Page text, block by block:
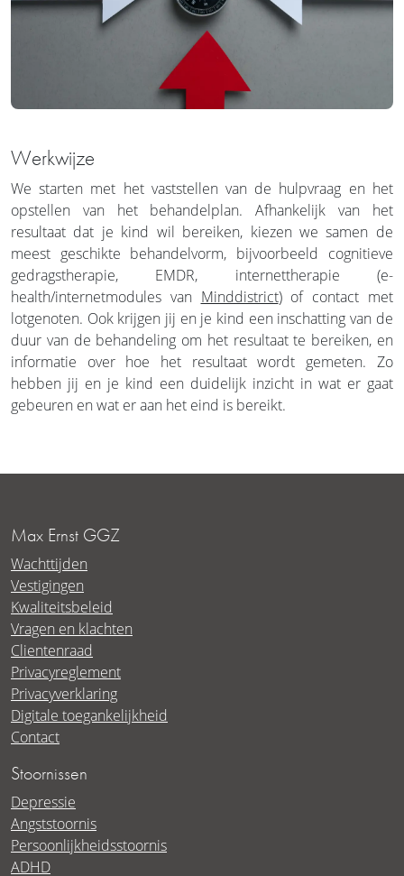
Werkwijze
We starten met het vaststellen van de hulpvraag en het
opstellen van het behandelplan. Afhankelijk van het
resultaat dat je kind wil bereiken, kiezen we samen de
meest geschikte behandelvorm, bijvoorbeeld cognitieve
gedragstherapie, EMDR, internettherapie (e-
health/internetmodules van Minddistrict) of contact met
lotgenoten. Ook krijgen jij en je kind een inschatting van de
duur van de behandeling om het resultaat te bereiken, en
informatie over hoe het resultaat wordt gemeten. Zo
hebben jij en je kind een duidelijk inzicht in wat er gaat
gebeuren en wat er aan het eind is bereikt.
Max Ernst GGZ
Wachttijden
Vestigingen
Kwaliteitsbeleid
Vragen en klachten
Clientenraad
Privacyreglement
Privacyverklaring
Digitale toegankelijkheid
Contact
Stoornissen
Depressie
Angststoornis
Persoonlijkheidsstoornis
ADHD